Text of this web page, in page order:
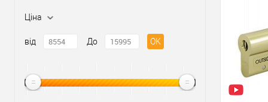
Ціна
від До OK
У
Виробник
Рівень